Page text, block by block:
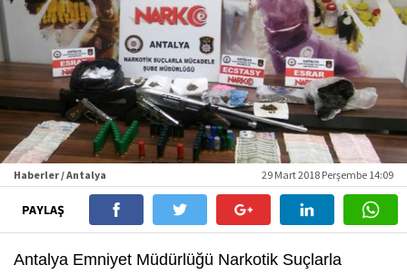
Haberler / Antalya 29 Mart 2018 Perşembe 14:09
PAYLAŞ
Antalya Emniyet Müdürlüğü Narkotik Suçlarla